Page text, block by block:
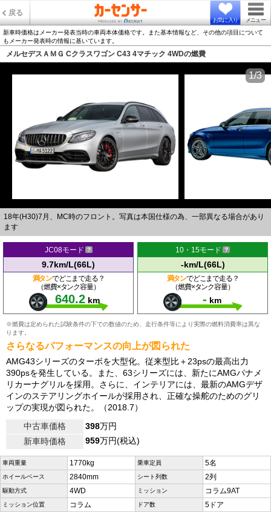
戻る
お気に入り メニュー
新車時価格はメーカー発表当時の車両本体価格です。また基本情報など、その他の項目について
もメーカー発表時の情報に基いています。
メルセデスＡＭＧ Cクラスワゴン C43 4マチック 4WDの燃費
18年(H30)7月、MC時のフロント。写真は本国仕様の為、一部異なる場合があり
ます
1/3
JC08モード
9.7km/L(66L)
満タンでどこまで走る？
（燃費×タンク容量）
640.2 km
10・15モード
-km/L(66L)
満タンでどこまで走る？
（燃費×タンク容量）
- km
※燃費は定められた試験条件の下での数値のため、走行条件等により実際の燃料消費率は異な
ります。
さらなるパフォーマンスの向上が図られた
AMG43シリーズのターボを大型化。従来型比＋23psの最高出力
390psを発生している。また、63シリーズには、新たにAMGパナメ
リカーナグリルを採用。さらに、インテリアには、最新のAMGデザ
インのステアリングホイールが採用され、正確な操舵のためのグリ
ップの実現が図られた。（2018.7）
中古車価格
398万円
新車時価格
959万円(税込)
車両重量 1770kg 乗車定員 5名
ホイールベース 2840mm シート列数 2列
駆動方式 4WD ミッション コラム9AT
ミッション位置 コラム ドア数 5ドア